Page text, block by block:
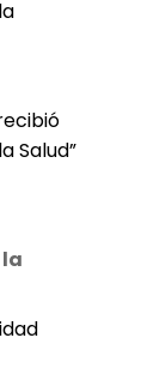
Salud”